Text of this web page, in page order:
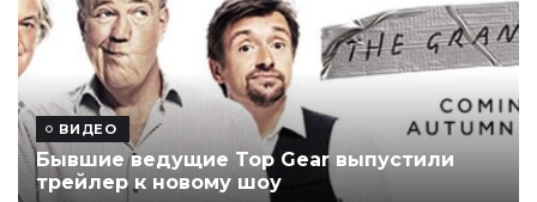
ВИДЕО
Бывшие ведущие Top Gear выпустили
трейлер к новому шоу